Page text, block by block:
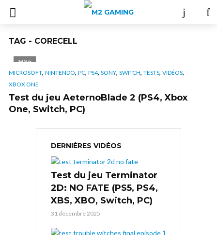
TAG - CORECELL
IMAGE
MICROSOFT, NINTENDO, PC, PS4, SONY, SWITCH, TESTS, VIDÉOS,
XBOX ONE
Test du jeu AeternoBlade 2 (PS4, Xbox
One, Switch, PC)
DERNIÈRES VIDÉOS
Test du jeu Terminator
2D: NO FATE (PS5, PS4,
XBS, XBO, Switch, PC)
31 décembre 2025